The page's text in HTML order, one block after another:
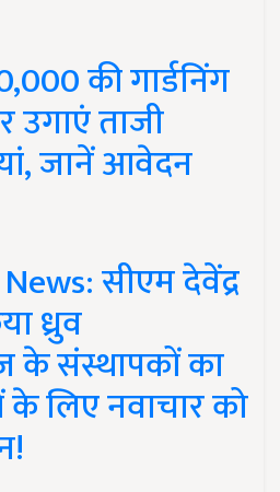
की गार्डनिंग
ताजी
जानें आवेदन
सीएम देवेंद्र
ध्रुव
के संस्थापकों का
के लिए नवाचार को